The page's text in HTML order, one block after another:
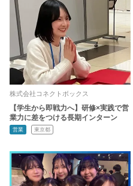
株式会社コネクトボックス
【学生から即戦力へ】研修×実践で営
業力に差をつける長期インターン
営業 東京都